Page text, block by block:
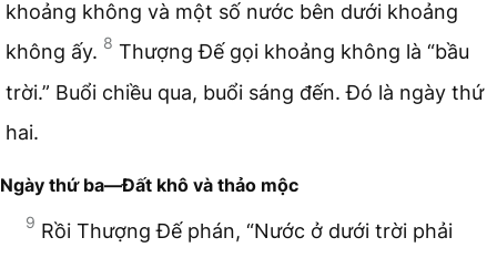
khoảng không và một số nước bên dưới khoảng
không ấy. 8 Thượng Đế gọi khoảng không là “bầu
trời.” Buổi chiều qua, buổi sáng đến. Đó là ngày thứ
hai.
Ngày thứ ba—Đất khô và thảo mộc
9 Rồi Thượng Đế phán, “Nước ở dưới trời phải